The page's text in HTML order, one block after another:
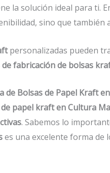
la solución ideal para ti.
sino que también
personalizadas pueden
de fabricación de bolsas
de Bolsas de Papel Kraft
papel kraft en Cultura
. Sabemos lo
es una excelente forma de